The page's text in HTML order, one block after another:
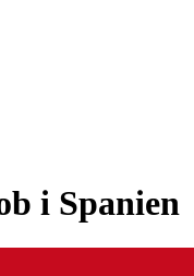
i Spanien